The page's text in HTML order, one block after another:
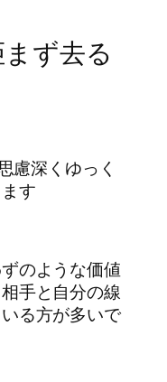
ず去る
慮深くゆっく
す
のような価値
手と自分の線
る方が多いで